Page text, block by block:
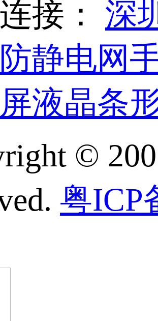
接：
深
防静电网
液晶条
©
粤ICP